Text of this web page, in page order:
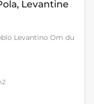
Levantine
Levantino Om du